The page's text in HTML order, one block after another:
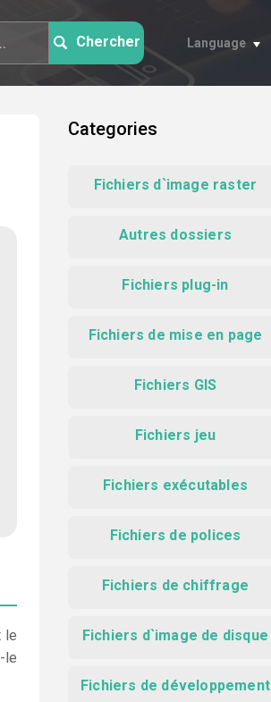
Chercher Language
le
le
Categories
Fichiers d`image raster
Autres dossiers
Fichiers plug-in
Fichiers de mise en page
Fichiers GIS
Fichiers jeu
Fichiers exécutables
Fichiers de polices
Fichiers de chiffrage
Fichiers d`image de disque
Fichiers de développement